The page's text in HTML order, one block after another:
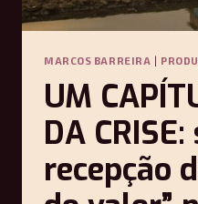
MARCOS BARREIRA
UM
DA
recepção